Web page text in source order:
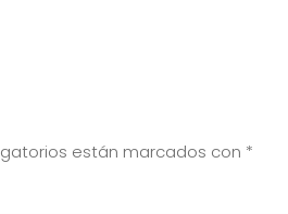
están marcados con *